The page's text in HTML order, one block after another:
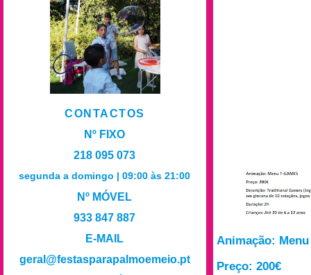
CONTACTOS
Nº FIXO
218 095 073
segunda a domingo | 09:00 às 21:00
Nº MÓVEL
933 847 887
E-MAIL
geral@festasparapalmoemeio.pt
Animação: Menu
Preço: 200€